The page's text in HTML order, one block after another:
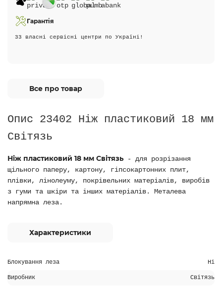
Гарантія
33 власні сервісні центри по Україні!
Все про товар
Опис 23402 Ніж пластиковий 18 мм
Світязь
Ніж пластиковий 18 мм Світязь - для розрізання
щільного паперу, картону, гіпсокартонних плит,
плівки, лінолеуму, покрівельних матеріалів, виробів
з гуми та шкіри та інших матеріалів. Металева
напрямна леза.
Характеристики
Блокування леза Ні
Виробник Світязь